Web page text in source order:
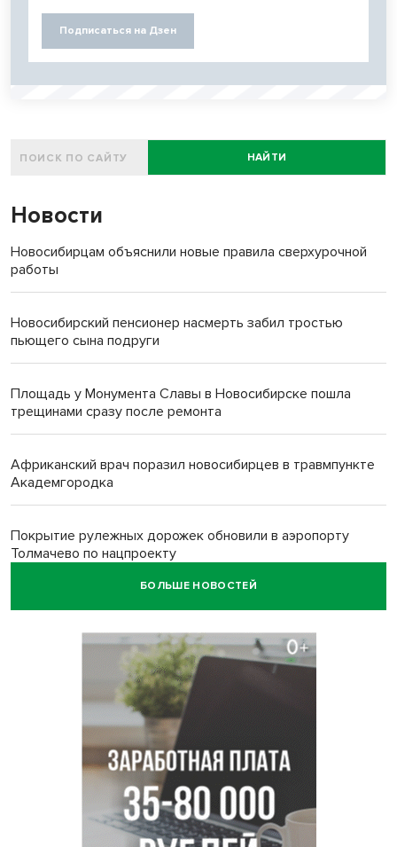
Подписаться на Дзен
НАЙТИ
Новости
Новосибирцам объяснили новые правила сверхурочной
работы
Новосибирский пенсионер насмерть забил тростью
пьющего сына подруги
Площадь у Монумента Славы в Новосибирске пошла
трещинами сразу после ремонта
Африканский врач поразил новосибирцев в травмпункте
Академгородка
Покрытие рулежных дорожек обновили в аэропорту
Толмачево по нацпроекту
В Новосибирске зафиксирован рост заболеваемости
В Новосибирске осудили внука за продажу дедова ружья
псевдо-мигранту
В Новосибирске по КРТ сдали первую очередь
миниполиса «Фора»
О пустырях в центре Новосибирска из-за лимита
площади КРТ предупредили эксперты
БОЛЬШЕ НОВОСТЕЙ